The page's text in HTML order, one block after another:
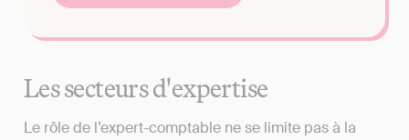
Les secteurs d'expertise
Le rôle de l’expert-comptable ne se limite pas à la